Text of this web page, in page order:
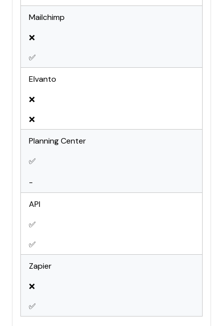
Mailchimp
❌
✅
Elvanto
❌
❌
Planning Center
✅
-
API
✅
✅
Zapier
❌
✅